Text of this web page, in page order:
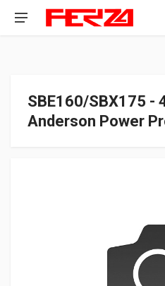
SBE160/SBX175 -
Anderson Power